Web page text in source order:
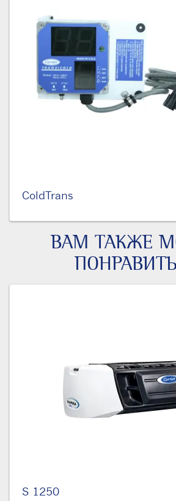
ColdTrans
ВАМ ТАКЖЕ
S 1250